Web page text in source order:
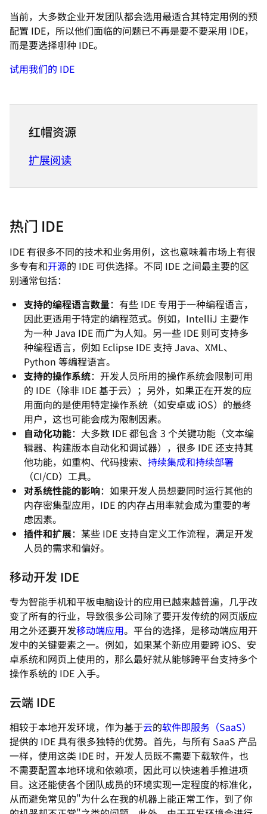
当前，大多数企业开发团队都会选用最适合其特定用例的预
配置 IDE，所以他们面临的问题已不再是要不要采用 IDE，
而是要选择哪种 IDE。
试用我们的 IDE
红帽资源
扩展阅读
热门 IDE
IDE 有很多不同的技术和业务用例，这也意味着市场上有很
多专有和开源的 IDE 可供选择。不同 IDE 之间最主要的区
别通常包括：
支持的编程语言数量：有些 IDE 专用于一种编程语言，
因此更适用于特定的编程范式。例如，IntelliJ 主要作
为一种 Java IDE 而广为人知。另一些 IDE 则可支持多
种编程语言，例如 Eclipse IDE 支持 Java、XML、
Python 等编程语言。
支持的操作系统：开发人员所用的操作系统会限制可用
的 IDE（除非 IDE 基于云）；另外，如果正在开发的应
用面向的是使用特定操作系统（如安卓或 iOS）的最终
用户，这也可能会成为限制因素。
自动化功能：大多数 IDE 都包含 3 个关键功能（文本编
辑器、构建版本自动化和调试器），很多 IDE 还支持其
他功能，如重构、代码搜索、 持续集成和持续部署
（CI/CD）工具。
对系统性能的影响：如果开发人员想要同时运行其他的
内存密集型应用，IDE 的内存占用率就会成为重要的考
虑因素。
插件和扩展：某些 IDE 支持自定义工作流程，满足开发
人员的需求和偏好。
移动开发 IDE
专为智能手机和平板电脑设计的应用已越来越普遍，几乎改
变了所有的行业，导致很多公司除了要开发传统的网页版应
用之外还要开发移动端应用。平台的选择，是移动端应用开
发中的关键要素之一。例如，如果某个新应用要跨 iOS、安
卓系统和网页上使用的，那么最好就从能够跨平台支持多个
操作系统的 IDE 入手。
云端 IDE
相较于本地开发环境，作为基于云的软件即服务（SaaS）
提供的 IDE 具有很多独特的优势。首先，与所有 SaaS 产品
一样，使用这类 IDE 时，开发人员既不需要下载软件，也
不需要配置本地环境和依赖项，因此可以快速着手推进项
目。这还能使各个团队成员的环境实现一定程度的标准化，
从而避免常见的"为什么在我的机器上能正常工作，到了你